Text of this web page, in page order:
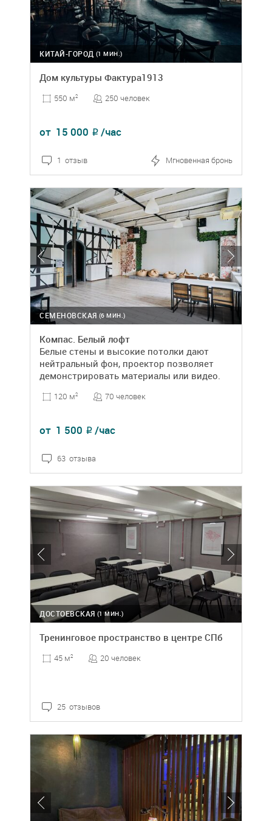
(1 МИН.)
КИТАЙ-ГОРОД
Дом культуры Фактура1913
550 м2 250 человек
от 15 000 ₽ /час
1 отзыв Мгновенная бронь
(6 МИН.)
СЕМЕНОВСКАЯ
Компас. Белый лофт
Белые стены и высокие потолки дают
нейтральный фон, проектор позволяет
демонстрировать материалы или видео.
120 м2 70 человек
от 1 500 ₽ /час
63 отзыва
(1 МИН.)
ДОСТОЕВСКАЯ
Тренинговое пространство в центре СПб
45 м2 20 человек
25 отзывов